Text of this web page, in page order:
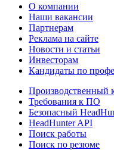
О компании
Наши вакансии
Партнерам
Реклама на сайте
Новости и статьи
Инвесторам
Кандидаты по
Производственный
Требования к ПО
Безопасный
HeadHunter API
Поиск работы
Поиск по резюме